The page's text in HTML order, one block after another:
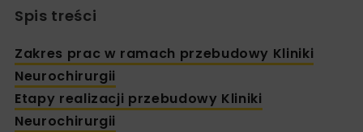
Spis treści
Zakres prac w ramach przebudowy Kliniki
Neurochirurgii
Etapy realizacji przebudowy Kliniki
Neurochirurgii